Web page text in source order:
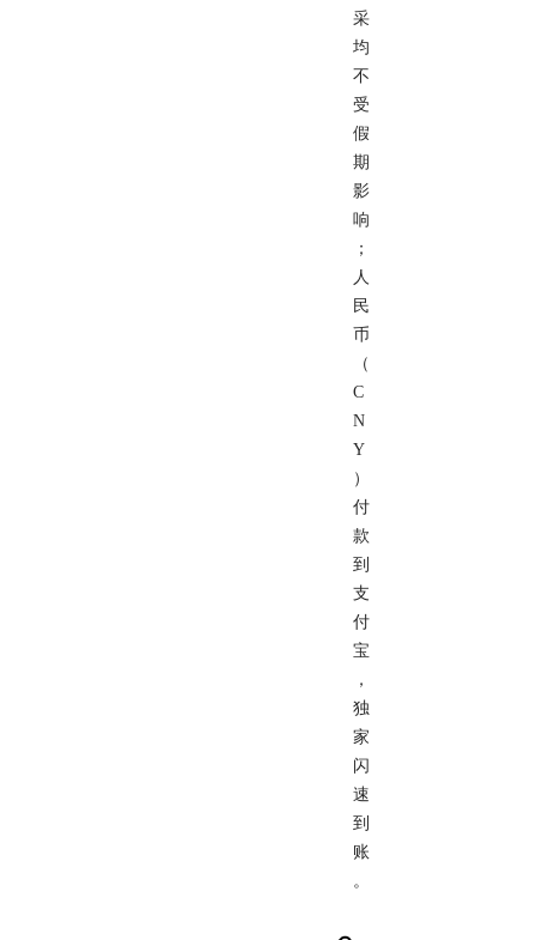
采
均
不
受
假
期
影
响
；
人
民
币
（
C
N
Y
）
付
款
到
支
付
宝
，
独
家
闪
速
到
账
。